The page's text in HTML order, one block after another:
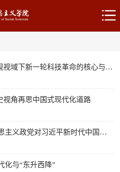
学术名篇｜张建云：唯物史观视域下新一轮科技革命的核心与特质
视角再思中国式现代化道路
学术名篇|禚明亮：国外马克思主义政党对习近平新时代中国特色社会主义思想的研究阐释
化与“东升西降”